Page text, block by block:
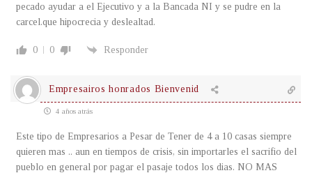
pecado ayudar a el Ejecutivo y a la Bancada NI y se pudre en la
carcel.que hipocrecia y deslealtad.
0 0 Responder
Empresairos honrados Bienvenid
4 años atrás
Este tipo de Empresarios a Pesar de Tener de 4 a 10 casas siempre
quieren mas .. aun en tiempos de crisis, sin importarles el sacrifio del
pueblo en general por pagar el pasaje todos los dias. NO MAS